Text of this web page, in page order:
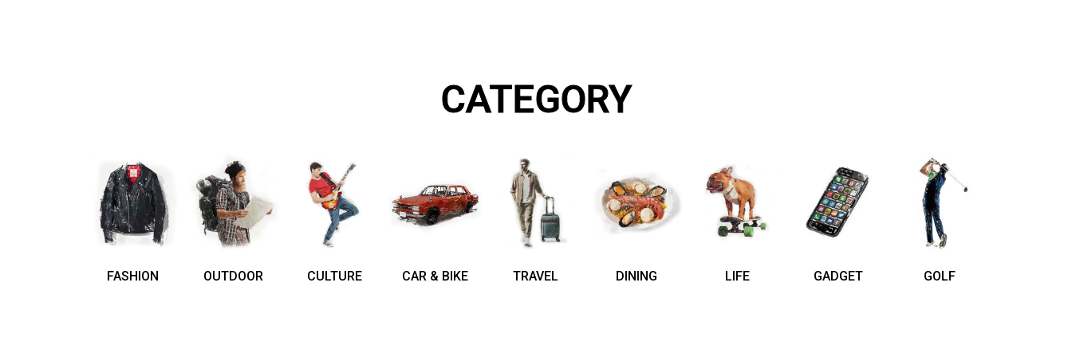
CATEGORY
FASHION OUTDOOR CULTURE CAR & BIKE TRAVEL DINING LIFE GADGET GOLF